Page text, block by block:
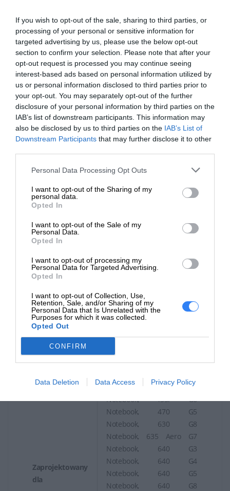
If you wish to opt-out of the sale, sharing to third parties, or
processing of your personal or sensitive information for
targeted advertising by us, please use the below opt-out
section to confirm your selection. Please note that after your
opt-out request is processed you may continue seeing
interest-based ads based on personal information utilized by
us or personal information disclosed to third parties prior to
your opt-out. You may separately opt-out of the further
disclosure of your personal information by third parties on the
IAB’s list of downstream participants. This information may
also be disclosed by us to third parties on the IAB’s List of
Downstream Participants that may further disclose it to other
Personal Data Processing Opt Outs
I want to opt-out of the Sharing of my
personal data.
Opted In
I want to opt-out of the Sale of my
Personal Data.
Opted In
I want to opt-out of processing my
Personal Data for Targeted Advertising.
Opted In
I want to opt-out of Collection, Use,
Retention, Sale, and/or Sharing of my
Personal Data that Is Unrelated with the
Purposes for which it was collected.
Opted Out
CONFIRM
Data Deletion Data Access Privacy Policy
Zaprojektowany
dla
Solution Plus AI Camera
with Zoom Rooms, Small
Space Solution with
Microsoft Teams Rooms,
Small Space Solution with
Zoom Rooms HP Pro 260 G9
HP ProBook 430 G5
Notebook, 430 G6
Notebook, 430 G7
Notebook, 430 G8
Notebook, 440 G5
Notebook, 440 G6
Education Edition
Notebook, 440 G7
Notebook, 445 G6
Notebook, 445 G9
Notebook, 450 G6
Notebook, 450 G7
Notebook, 450 G9
Notebook, 455 G7
Notebook, 455 G9
Notebook, 455r G6
Notebook, 470 G5
Notebook, 630 G8
Notebook, 635 Aero G7
Notebook, 640 G3
Notebook, 640 G4
Notebook, 640 G5
Notebook, 640 G8